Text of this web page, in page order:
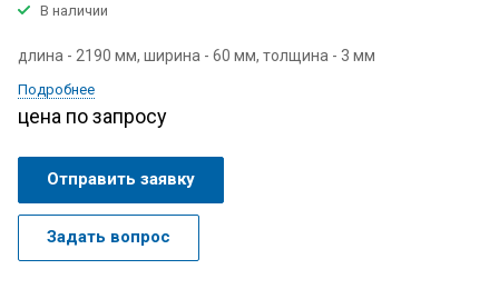
В наличии
длина - 2190 мм, ширина - 60 мм, толщина - 3 мм
Подробнее
цена по запросу
Отправить заявку
Задать вопрос